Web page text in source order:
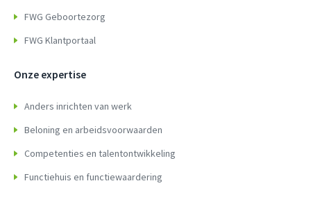
FWG Geboortezorg
FWG Klantportaal
Onze expertise
Anders inrichten van werk
Beloning en arbeidsvoorwaarden
Competenties en talentontwikkeling
Functiehuis en functiewaardering